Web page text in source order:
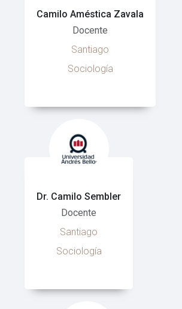
Camilo Améstica Zavala
Docente
Santiago
Sociología
Dr. Camilo Sembler
Docente
Santiago
Sociología